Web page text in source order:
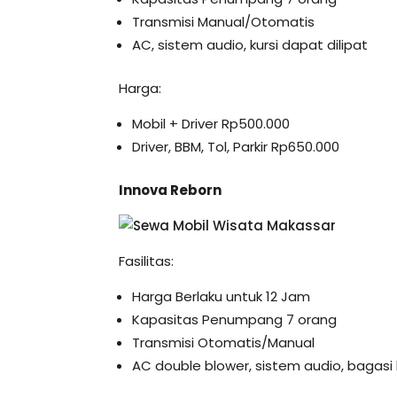
Transmisi Manual/Otomatis
AC, sistem audio, kursi dapat dilipat
Harga:
Mobil + Driver Rp500.000
Driver, BBM, Tol, Parkir Rp650.000
Innova Reborn
Fasilitas:
Harga Berlaku untuk 12 Jam
Kapasitas Penumpang 7 orang
Transmisi Otomatis/Manual
AC double blower, sistem audio, bagasi